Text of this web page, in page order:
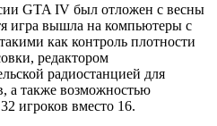
GTA IV был отложен с весны
игра вышла на компьютеры с
как контроль плотности
редактором
радиостанцией для
а также возможностью
игроков вместо 16.